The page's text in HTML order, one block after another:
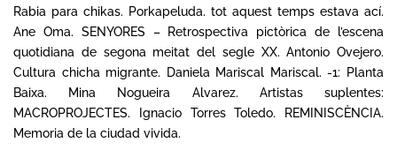
Rabia para chikas. Porkapeluda. tot aquest temps estava ací.
Ane Oma. SENYORES – Retrospectiva pictòrica de l’escena
quotidiana de segona meitat del segle XX. Antonio Ovejero.
Cultura chicha migrante. Daniela Mariscal Mariscal. -1: Planta
Baixa. Mina Nogueira Alvarez. Artistas suplentes:
MACROPROJECTES. Ignacio Torres Toledo. REMINISCÈNCIA.
Memoria de la ciudad vivida.